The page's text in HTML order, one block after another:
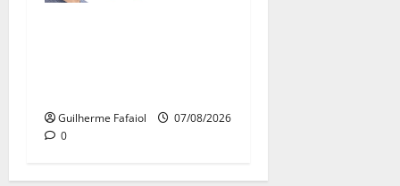
Guilherme Fafaiol
07/08/2026
0